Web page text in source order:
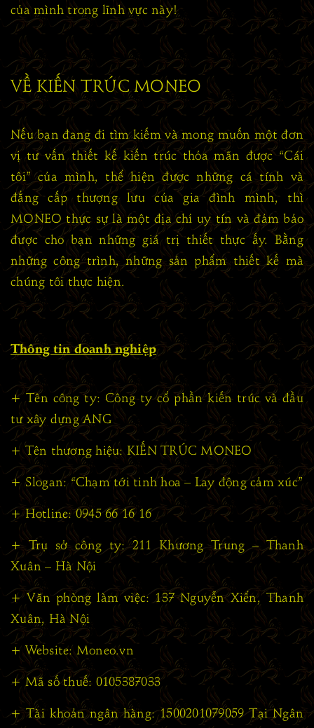
của mình trong lĩnh vực này!
VỀ KIẾN TRÚC MONEO
Nếu bạn đang đi tìm kiếm và mong muốn một đơn
vị tư vấn thiết kế kiến trúc thỏa mãn được “Cái
tôi” của mình, thể hiện được những cá tính và
đẳng cấp thượng lưu của gia đình mình, thì
MONEO thực sự là một địa chỉ uy tín và đảm bảo
được cho bạn những giá trị thiết thực ấy. Bằng
những công trình, những sản phẩm thiết kế mà
chúng tôi thực hiện.
Thông tin doanh nghiệp
+ Tên công ty: Công ty cổ phần kiến trúc và đầu
tư xây dựng ANG
+ Tên thương hiệu: KIẾN TRÚC MONEO
+ Slogan: “Chạm tới tinh hoa – Lay động cảm xúc”
+ Hotline: 0945 66 16 16
+ Trụ sở công ty: 211 Khương Trung – Thanh
Xuân – Hà Nội
+ Văn phòng làm việc: 137 Nguyễn Xiển, Thanh
Xuân, Hà Nội
+ Website: Moneo.vn
+ Mã số thuế: 0105387033
+ Tài khoản ngân hàng: 1500201079059 Tại Ngân